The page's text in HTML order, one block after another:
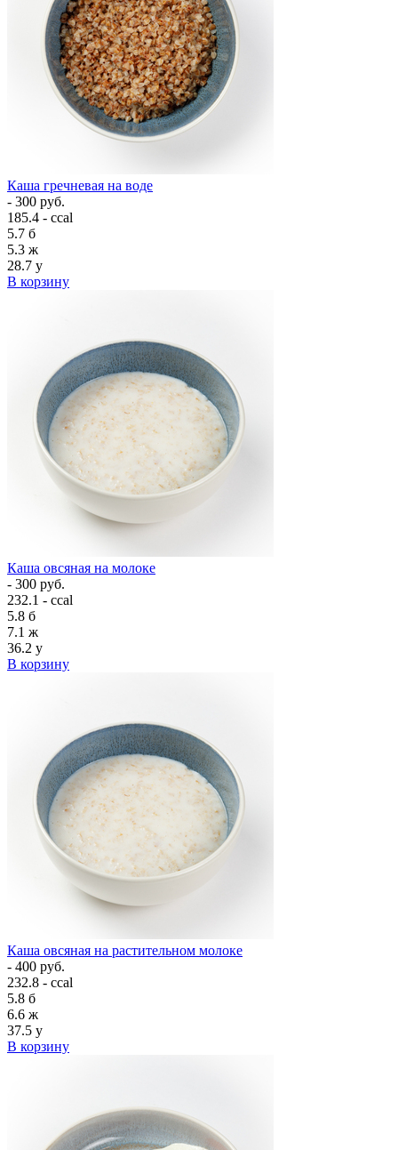
Каша гречневая на воде
- 300 руб.
185.4 - ccal
5.7 б
5.3 ж
28.7 у
В корзину
Каша овсяная на молоке
- 300 руб.
232.1 - ccal
5.8 б
7.1 ж
36.2 у
В корзину
Каша овсяная на растительном молоке
- 400 руб.
232.8 - ccal
5.8 б
6.6 ж
37.5 у
В корзину